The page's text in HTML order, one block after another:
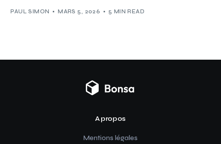
PAUL SIMON MARS 5, 2026 5 MIN READ
A propos
Mentions légales